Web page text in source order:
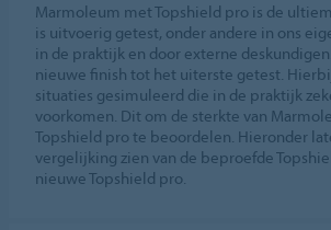
Marmoleum met Topshield pro is de
is uitvoerig getest, onder andere in ons
in de praktijk en door externe
nieuwe finish tot het uiterste getest.
situaties gesimuleerd die in de praktijk
voorkomen. Dit om de sterkte van
Topshield pro te beoordelen. Hieronder
vergelijking zien van de beproefde
nieuwe Topshield pro.